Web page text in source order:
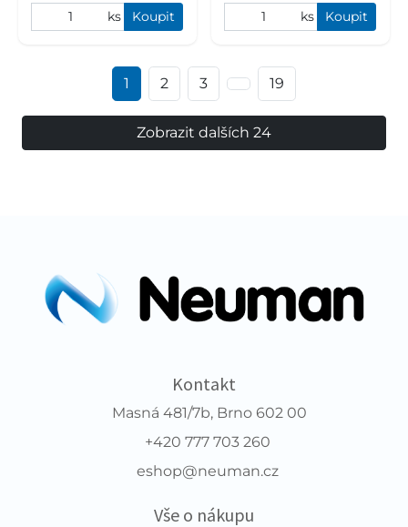
ks Koupit ks Koupit
1 2 3 19
Zobrazit dalších 24
Kontakt
Masná 481/7b, Brno 602 00
+420 777 703 260
eshop@neuman.cz
Vše o nákupu